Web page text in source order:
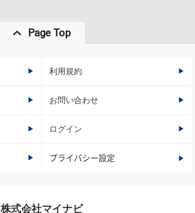
Page Top
利用規約
お問い合わせ
ログイン
プライバシー設定
株式会社マイナビ